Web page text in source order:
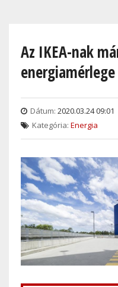
contentAz IKEA-nak
energiamérlege
Dátum: 2020.03.24 09:01
Kategória: Energia